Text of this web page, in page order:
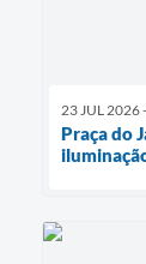
23 JUL 2026
Praça do